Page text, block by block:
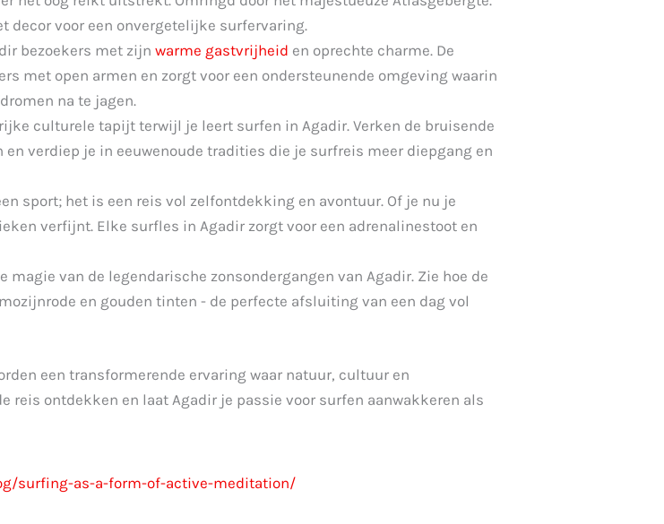
decor voor een onvergetelijke surfervaring.
bezoekers met zijnwarme gastvrijheid en oprechte charme. De
met open armen en zorgt voor een ondersteunende omgeving waarin
na te jagen.
culturele tapijt terwijl je leert surfen in Agadir. Verken de bruisende
verdiep je in eeuwenoude tradities die je surfreis meer diepgang en
sport; het is een reis vol zelfontdekking en avontuur. Of je nu je
verfijnt. Elke surfles in Agadir zorgt voor een adrenalinestoot en
magie van de legendarische zonsondergangen van Agadir. Zie hoe de
en gouden tinten - de perfecte afsluiting van een dag vol
een transformerende ervaring waar natuur, cultuur en
reis ontdekken en laat Agadir je passie voor surfen aanwakkeren als
surfing-as-a-form-of-active-meditation/